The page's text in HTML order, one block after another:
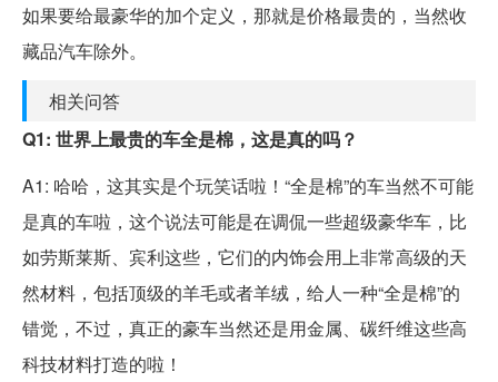
如果要给最豪华的加个定义，那就是价格最贵的，当然收
藏品汽车除外。
相关问答
Q1: 世界上最贵的车全是棉，这是真的吗？
A1: 哈哈，这其实是个玩笑话啦！“全是棉”的车当然不可能
是真的车啦，这个说法可能是在调侃一些超级豪华车，比
如劳斯莱斯、宾利这些，它们的内饰会用上非常高级的天
然材料，包括顶级的羊毛或者羊绒，给人一种“全是棉”的
错觉，不过，真正的豪车当然还是用金属、碳纤维这些高
科技材料打造的啦！